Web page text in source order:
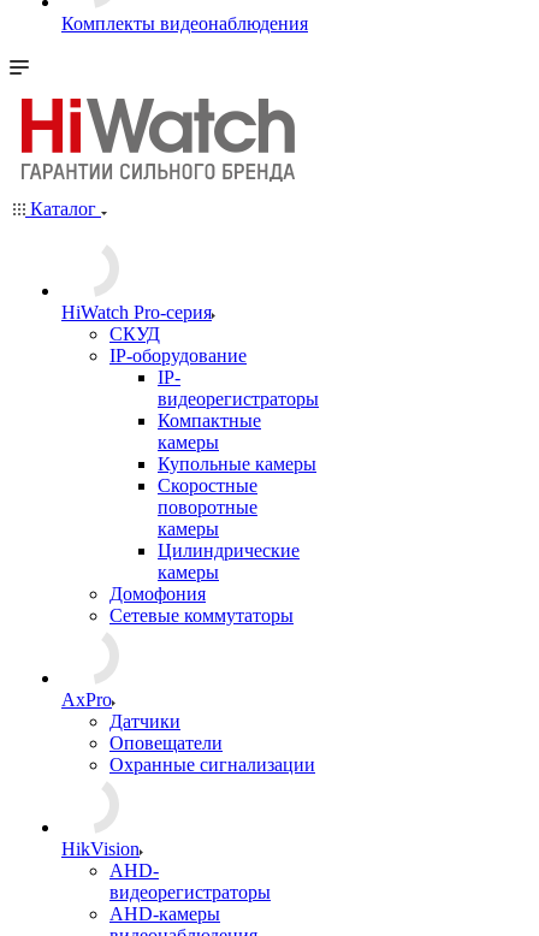
Комплекты видеонаблюдения
Каталог
HiWatch Pro-серия
CКУД
IP-оборудование
IP-
видеорегистраторы
Компактные
камеры
Купольные камеры
Скоростные
поворотные
камеры
Цилиндрические
камеры
Домофония
Сетевые коммутаторы
AxPro
Датчики
Оповещатели
Охранные сигнализации
HikVision
AHD-
видеорегистраторы
AHD-камеры